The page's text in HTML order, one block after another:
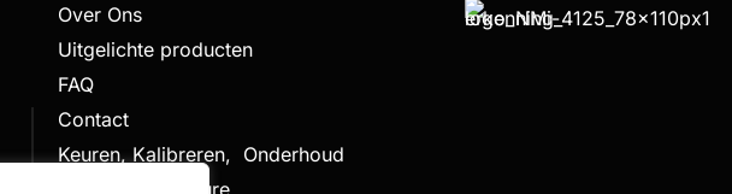
Over Ons
Uitgelichte producten
FAQ
Contact
Keuren, Kalibreren, Onderhoud
Klachtenprocedure